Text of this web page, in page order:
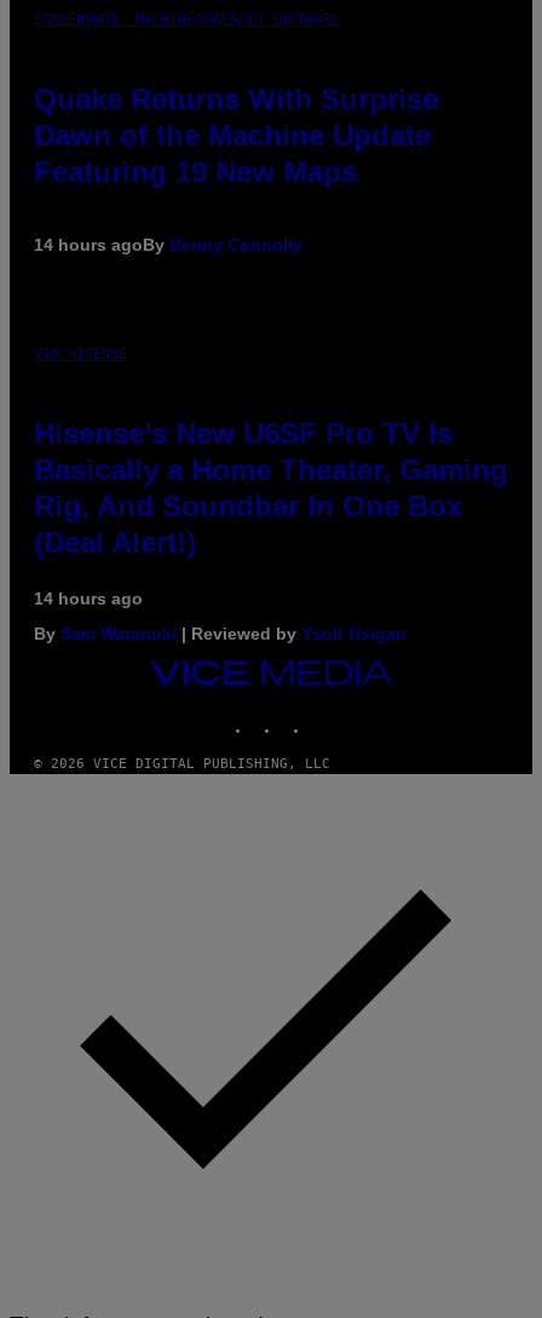
SCREENSHOT: MACHINEGAMES/ID SOFTWARE
Quake Returns With Surprise
Dawn of the Machine Update
Featuring 19 New Maps
14 hours agoBy Denny Connolly
VIA HISENSE
Hisense’s New U6SF Pro TV Is
Basically a Home Theater, Gaming
Rig, And Soundbar In One Box
(Deal Alert!)
14 hours ago
By Sam Watanuki | Reviewed by Ysolt Usigan
VICE
MEDIA
© 2026 VICE DIGITAL PUBLISHING, LLC